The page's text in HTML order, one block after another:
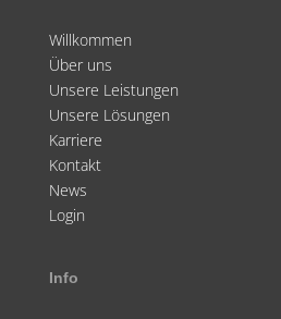
Willkommen
Über uns
Unsere Leistungen
Unsere Lösungen
Karriere
Kontakt
News
Login
Info